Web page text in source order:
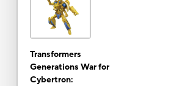
Transformers
Generations War for
Cybertron: